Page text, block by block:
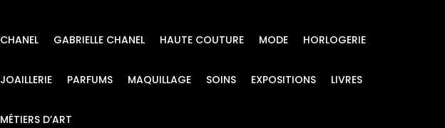
CHANEL GABRIELLE CHANEL HAUTE COUTURE MODE HORLOGERIE
JOAILLERIE PARFUMS MAQUILLAGE SOINS EXPOSITIONS LIVRES
MÉTIERS D’ART